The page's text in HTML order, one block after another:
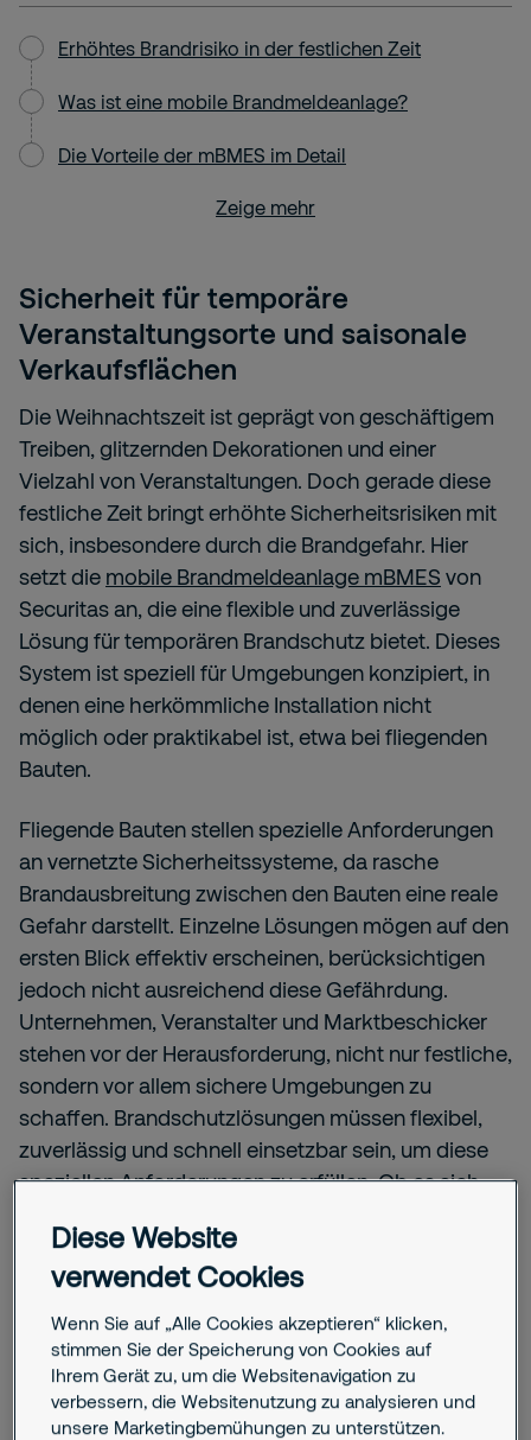
Sicherheit für temporäre
Veranstaltungsorte und saisonale
Verkaufsflächen
Die Weihnachtszeit ist geprägt von geschäftigem
Treiben, glitzernden Dekorationen und einer
Vielzahl von Veranstaltungen. Doch gerade diese
festliche Zeit bringt erhöhte Sicherheitsrisiken mit
sich, insbesondere durch die Brandgefahr. Hier
setzt die mobile Brandmeldeanlage mBMES von
Securitas an, die eine flexible und zuverlässige
Lösung für temporären Brandschutz bietet. Dieses
System ist speziell für Umgebungen konzipiert, in
denen eine herkömmliche Installation nicht
möglich oder praktikabel ist, etwa bei fliegenden
Bauten.
Fliegende Bauten stellen spezielle Anforderungen
an vernetzte Sicherheitssysteme, da rasche
Brandausbreitung zwischen den Bauten eine reale
Gefahr darstellt. Einzelne Lösungen mögen auf den
ersten Blick effektiv erscheinen, berücksichtigen
jedoch nicht ausreichend diese Gefährdung.
Unternehmen, Veranstalter und Marktbeschicker
stehen vor der Herausforderung, nicht nur festliche,
sondern vor allem sichere Umgebungen zu
schaffen. Brandschutzlösungen müssen flexibel,
zuverlässig und schnell einsetzbar sein, um diese
speziellen Anforderungen zu erfüllen. Ob es sich
Bühnen handelt – die mBMES bietet erfüllt alle
Anforderungen und ermöglicht eine wirksame
Weihnachtszeit.
Erhöhtes Brandrisiko in der festlichen Zeit
Was ist eine mobile Brandmeldeanlage?
Die Vorteile der mBMES im Detail
Zeige mehr
Diese Website
verwendet Cookies
Wenn Sie auf „Alle Cookies akzeptieren“ klicken,
stimmen Sie der Speicherung von Cookies auf
Ihrem Gerät zu, um die Websitenavigation zu
verbessern, die Websitenutzung zu analysieren und
unsere Marketingbemühungen zu unterstützen.